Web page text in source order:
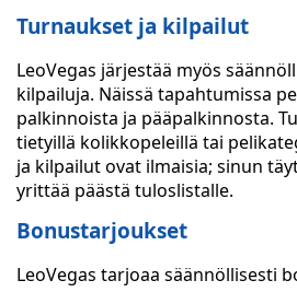
Turnaukset ja kilpailut
LeoVegas järjestää myös
kilpailuja. Näissä tapahtumissa
palkinnoista ja pääpalkinnosta.
tietyillä kolikkopeleillä tai
ja kilpailut ovat ilmaisia; sinun
yrittää päästä tuloslistalle.
Bonustarjoukset
LeoVegas tarjoaa säännöllisesti